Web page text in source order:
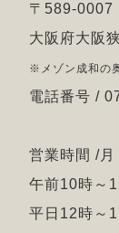
〒589-0007
大阪府大阪
※メゾン成和の
電話番号 /
営業時間 /
午前10時
平日12時～